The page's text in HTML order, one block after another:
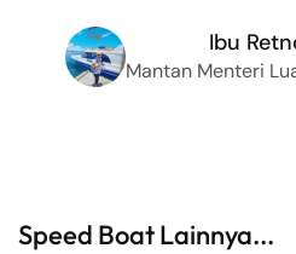
Ibu
Mantan Menteri
Speed Boat Lainnya...